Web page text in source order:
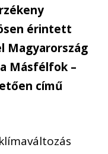
érintett
Magyarország
Másfélfok –
című